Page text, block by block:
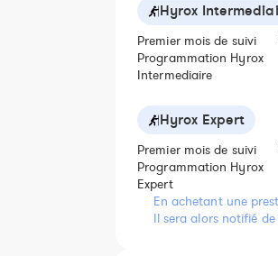
Hyrox
Premier mois de suivi
Programmation Hyrox
Intermediaire
Hyrox Expert
Premier mois de suivi
Programmation Hyrox
Expert
En achetant une
Il sera alors notifié